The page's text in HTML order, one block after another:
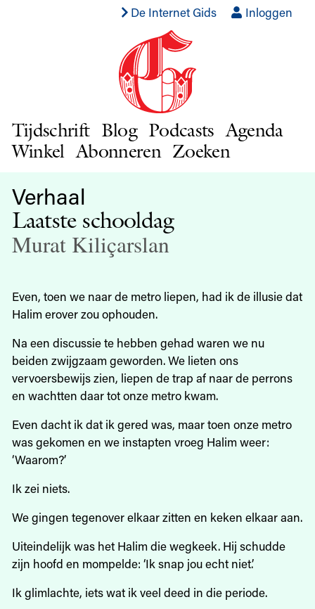
De Internet Gids Inloggen
Tijdschrift Blog Podcasts Agenda
Winkel Abonneren Zoeken
Verhaal
Laatste schooldag
Murat Kiliçarslan
Even, toen we naar de metro liepen, had ik de illusie dat
Halim erover zou ophouden.
Na een discussie te hebben gehad waren we nu
beiden zwijgzaam geworden. We lieten ons
vervoersbewijs zien, liepen de trap af naar de perrons
en wachtten daar tot onze metro kwam.
Even dacht ik dat ik gered was, maar toen onze metro
was gekomen en we instapten vroeg Halim weer:
‘Waarom?’
Ik zei niets.
We gingen tegenover elkaar zitten en keken elkaar aan.
Uiteindelijk was het Halim die wegkeek. Hij schudde
zijn hoofd en mompelde: ‘Ik snap jou echt niet.’
Ik glimlachte, iets wat ik veel deed in die periode.